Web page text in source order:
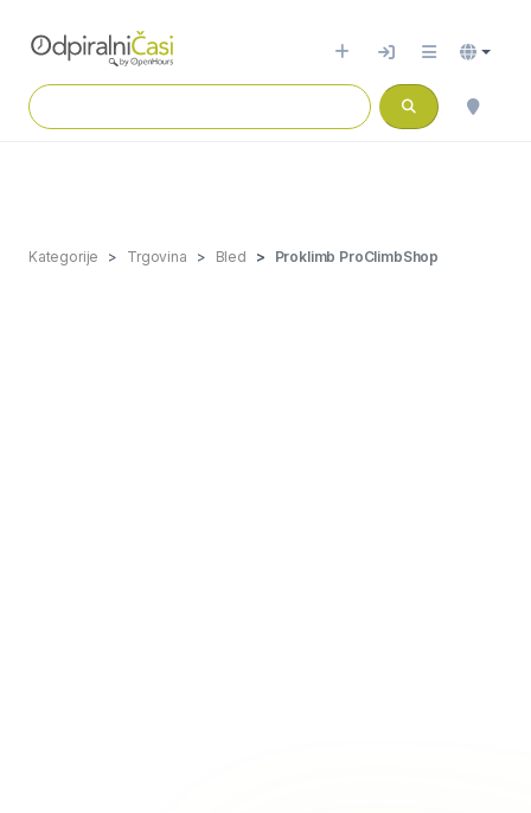
Kategorije Trgovina Bled Proklimb ProClimbShop